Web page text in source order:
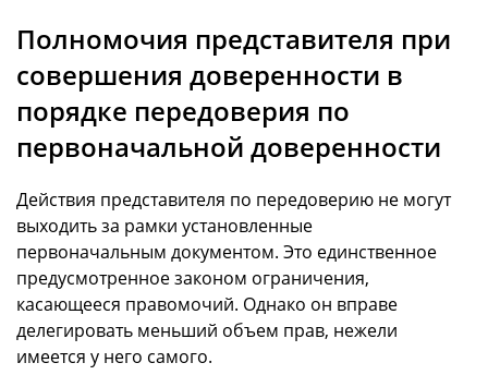
Полномочия представителя при
совершения доверенности в
порядке передоверия по
первоначальной доверенности
Действия представителя по передоверию не могут
выходить за рамки установленные
первоначальным документом. Это единственное
предусмотренное законом ограничения,
касающееся правомочий. Однако он вправе
делегировать меньший объем прав, нежели
имеется у него самого.